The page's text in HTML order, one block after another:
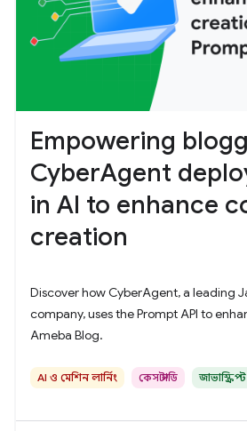
Empowering
CyberAgent
in AI to enhance
creation
Discover how CyberAgent, a leading
company, uses the Prompt API to
Ameba Blog.
AI ও মেশিন লার্নিং কেস স্টাডি জাভাস্ক্রিপ্ট